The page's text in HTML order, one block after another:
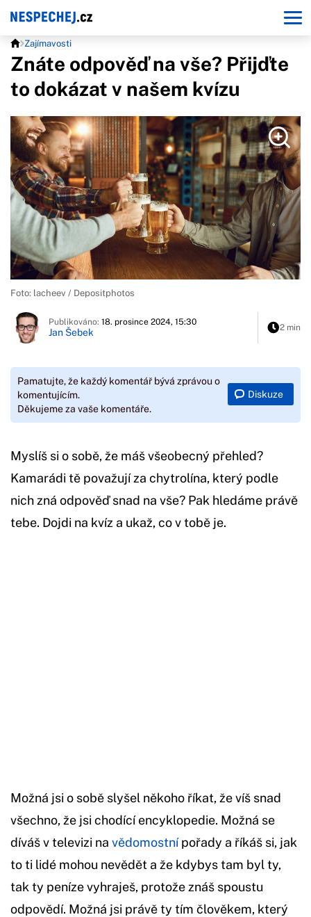
Zajímavosti
Znáte odpověď na vše? Přijďte
to dokázat v našem kvízu
Foto: lacheev / Depositphotos
Publikováno: 18. prosince 2024, 15:30
Jan Šebek 2 min
Pamatujte, že každý komentář bývá zprávou o
komentujícím.
Děkujeme za vaše komentáře.
Diskuze
Myslíš si o sobě, že máš všeobecný přehled?
Kamarádi tě považují za chytrolína, který podle
nich zná odpověď snad na vše? Pak hledáme právě
tebe. Dojdi na kvíz a ukaž, co v tobě je.
Možná jsi o sobě slyšel někoho říkat, že víš snad
všechno, že jsi chodící encyklopedie. Možná se
díváš v televizi na vědomostnípořady a říkáš si, jak
to ti lidé mohou nevědět a že kdybys tam byl ty,
tak ty peníze vyhraješ, protože znáš spoustu
odpovědí. Možná jsi právě ty tím člověkem, který